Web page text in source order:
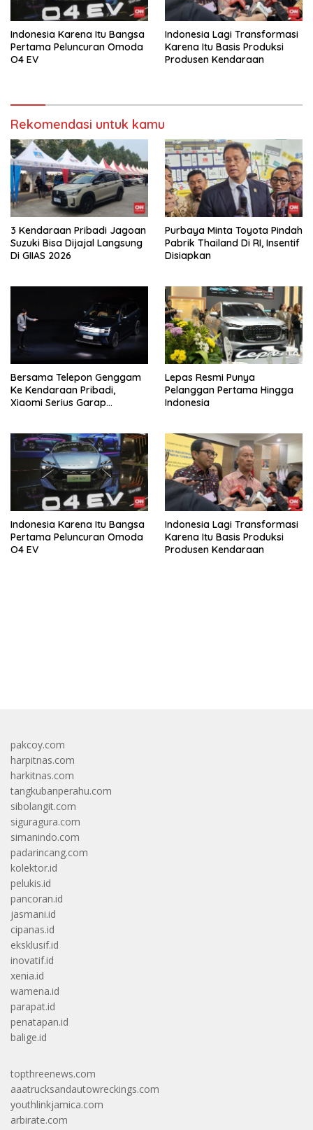
Indonesia Karena Itu Bangsa
Pertama Peluncuran Omoda
O4 EV
Indonesia Lagi Transformasi
Karena Itu Basis Produksi
Produsen Kendaraan
Rekomendasi untuk kamu
3 Kendaraan Pribadi Jagoan
Suzuki Bisa Dijajal Langsung
Di GIIAS 2026
Purbaya Minta Toyota Pindah
Pabrik Thailand Di RI, Insentif
Disiapkan
Bersama Telepon Genggam
Ke Kendaraan Pribadi,
Xiaomi Serius Garap
Lepas Resmi Punya
Pelanggan Pertama Hingga
Indonesia
Indonesia Karena Itu Bangsa
Pertama Peluncuran Omoda
O4 EV
Indonesia Lagi Transformasi
Karena Itu Basis Produksi
Produsen Kendaraan
pakcoy.com
harpitnas.com
harkitnas.com
tangkubanperahu.com
sibolangit.com
siguragura.com
simanindo.com
padarincang.com
kolektor.id
pelukis.id
pancoran.id
jasmani.id
cipanas.id
eksklusif.id
inovatif.id
xenia.id
wamena.id
parapat.id
penatapan.id
balige.id
topthreenews.com
aaatrucksandautowreckings.com
youthlinkjamica.com
arbirate.com